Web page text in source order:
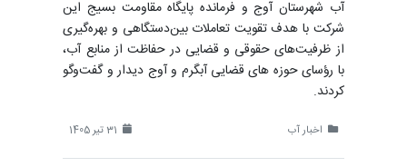
آب شهرستان آوج و فرمانده پایگاه مقاومت بسیج این
شرکت با هدف تقویت تعاملات بین‌دستگاهی و بهره‌گیری
از ظرفیت‌های حقوقی و قضایی در حفاظت از منابع آب،
با رؤسای حوزه های قضایی آبگرم و آوج دیدار و گفت‌وگو
کردند.
اخبار آب